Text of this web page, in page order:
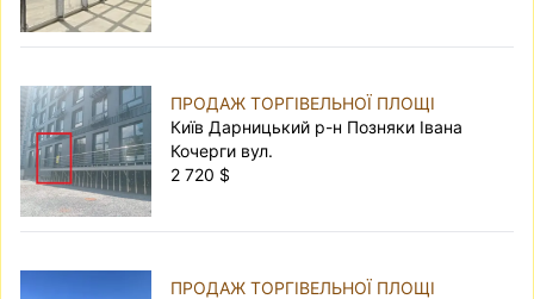
ПРОДАЖ ТОРГІВЕЛЬНОЇ ПЛОЩІ
Київ Дарницький р-н Позняки Івана
Кочерги вул.
2 720 $
ПРОДАЖ ТОРГІВЕЛЬНОЇ ПЛОЩІ